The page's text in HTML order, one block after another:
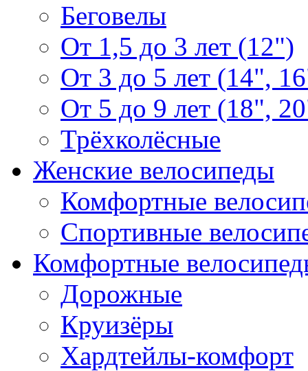
Беговелы
От 1,5 до 3 лет (12")
От 3 до 5 лет (14",
От 5 до 9 лет (18",
Трёхколёсные
Женские велосипеды
Комфортные
Спортивные
Комфортные
Дорожные
Круизёры
Хардтейлы-комфорт